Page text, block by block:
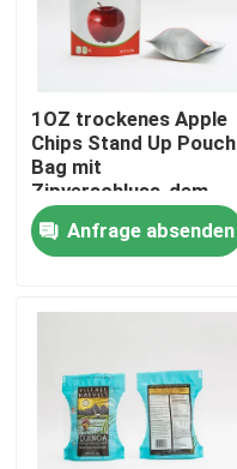
Produkte
Über uns
Qualitätskontrolle
1OZ trockenes Apple
Chips Stand Up Pouch
Bag mit
Zipverschluss-dem
kundenspezifischen
Ziptaschen-
Verpacken
Anfrage absenden